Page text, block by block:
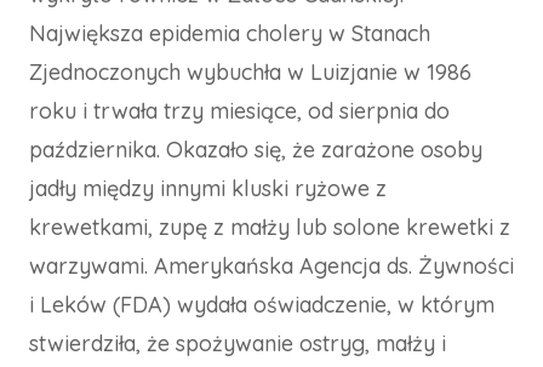
Największa epidemia cholery w Stanach
Zjednoczonych wybuchła w Luizjanie w 1986
roku i trwała trzy miesiące, od sierpnia do
października. Okazało się, że zarażone osoby
jadły między innymi kluski ryżowe z
krewetkami, zupę z małży lub solone krewetki z
warzywami. Amerykańska Agencja ds. Żywności
i Leków (FDA) wydała oświadczenie, w którym
stwierdziła, że spożywanie ostryg, małży i